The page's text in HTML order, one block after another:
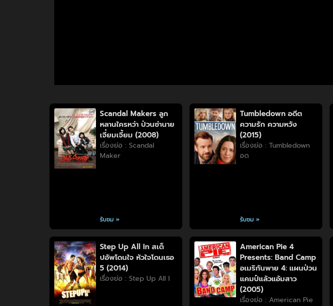
Scandal Makers ลูก
หลานใครหว่า ป่วนซ่านาย
เจี๋ยมเจี้ยม (2008)
เรื่องย่อ : Scandal
Maker
รับชม »
Tumbledown อดีต
ความรัก ความหวัง
(2015)
เรื่องย่อ : Tumbledown
อด
รับชม »
Step Up All In สเต็
ปอัพโดนใจ หัวใจโดนเธอ
5 (2014)
เรื่องย่อ : Step Up All I
American Pie 4
Presents: Band Camp
อเมริกันพาย 4: แผนป่วน
แคมป์แล้วแอ้มสาว
(2005)
เรื่องย่อ : American Pie